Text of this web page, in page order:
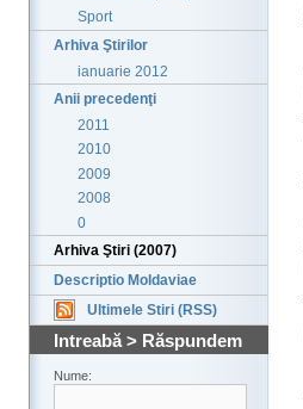
Sport
Arhiva Ştirilor
ianuarie 2012
Anii precedenţi
2011
2010
2009
2008
0
Arhiva Ştiri (2007)
Descriptio Moldaviae
Ultimele Stiri (RSS)
Intreabă > Răspundem
Nume: